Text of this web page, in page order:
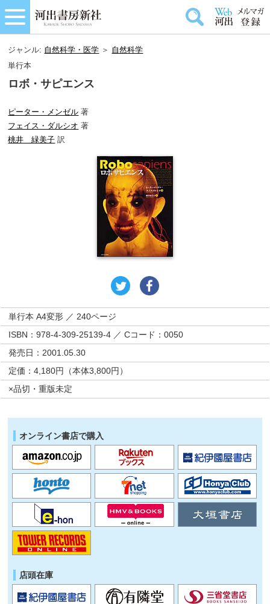
ジャンル: 自然科学・医学 ＞ 自然科学
単行本
ロボ・サピエンス
ピーター・メンゼル 著
フェイス・ダルシオ 著
桃井 緑美子 訳
単行本 A4変形 ／ 240ページ
ISBN：978-4-309-25139-4 ／ Cコード：0050
発売日：2001.05.30
定価：4,180円（本体3,800円）
×品切・重版未定
オンライン書店で購入
店頭在庫